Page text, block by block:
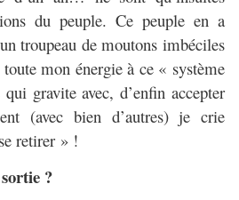
du peuple. Ce peuple en a
troupeau de moutons imbéciles
mon énergie à ce « système
gravite avec, d’enfin accepter
(avec bien d’autres) je crie
retirer » !
?